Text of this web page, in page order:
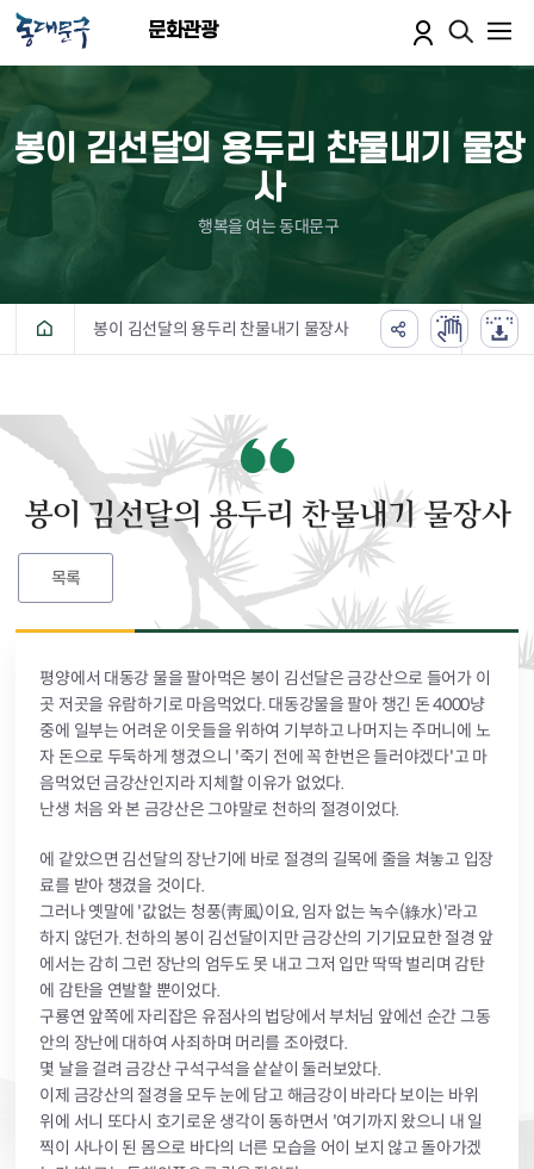
문화관광
봉이 김선달의 용두리 찬물내기 물장
사
행복을 여는 동대문구
봉이 김선달의 용두리 찬물내기 물장사
봉이 김선달의 용두리 찬물내기 물장사
목록
평양에서 대동강 물을 팔아먹은 봉이 김선달은 금강산으로 들어가 이
곳 저곳을 유람하기로 마음먹었다. 대동강물을 팔아 챙긴 돈 4000냥
중에 일부는 어려운 이웃들을 위하여 기부하고 나머지는 주머니에 노
자 돈으로 두둑하게 챙겼으니 '죽기 전에 꼭 한번은 들러야겠다'고 마
음먹었던 금강산인지라 지체할 이유가 없었다.
난생 처음 와 본 금강산은 그야말로 천하의 절경이었다.
에 같았으면 김선달의 장난기에 바로 절경의 길목에 줄을 쳐놓고 입장
료를 받아 챙겼을 것이다.
그러나 옛말에 '값없는 청풍(靑風)이요, 임자 없는 녹수(綠水)'라고
하지 않던가. 천하의 봉이 김선달이지만 금강산의 기기묘묘한 절경 앞
에서는 감히 그런 장난의 엄두도 못 내고 그저 입만 딱딱 벌리며 감탄
에 감탄을 연발할 뿐이었다.
구룡연 앞쪽에 자리잡은 유점사의 법당에서 부처님 앞에선 순간 그동
안의 장난에 대하여 사죄하며 머리를 조아렸다.
몇 날을 걸려 금강산 구석구석을 샅샅이 둘러보았다.
이제 금강산의 절경을 모두 눈에 담고 해금강이 바라다 보이는 바위
위에 서니 또다시 호기로운 생각이 동하면서 '여기까지 왔으니 내 일
찍이 사나이 된 몸으로 바다의 너른 모습을 어이 보지 않고 돌아가겠